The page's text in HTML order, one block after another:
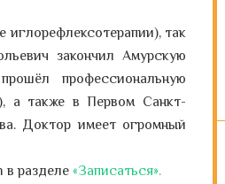
так
закончил Амурскую
профессиональную
а также в Первом Санкт-
Доктор имеет огромный
разделе«Записаться».